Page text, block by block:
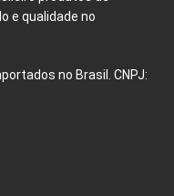
e qualidade no
no Brasil. CNPJ: